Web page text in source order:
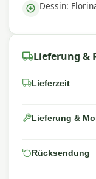
Dessin:
Lieferung &
Lieferzeit
Lieferung &
Rücksendung